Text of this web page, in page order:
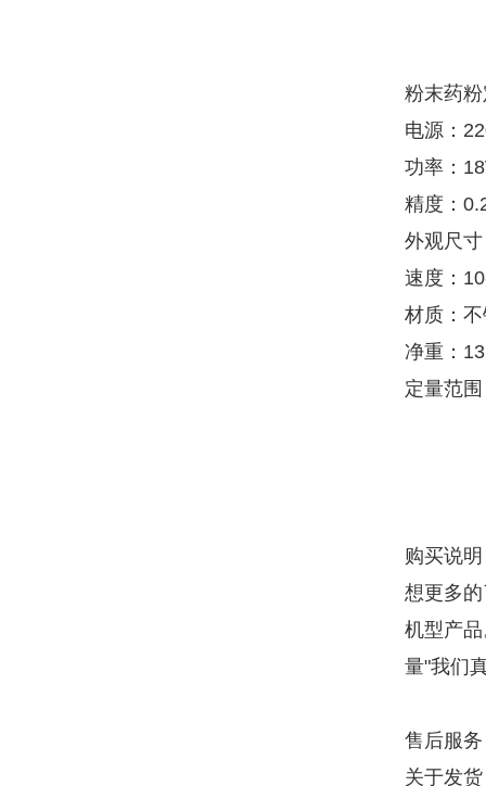
粉末药
电源：
功率：
精度：
外观尺
速度：
材质：
净重：
定量范
购买说
想更多
机型产
量"我们
售后服
关于发